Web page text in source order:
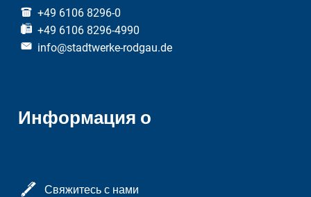
+49 6106 8296-0
+49 6106 8296-4990
info@stadtwerke-rodgau.de
Информация о
Свяжитесь с нами